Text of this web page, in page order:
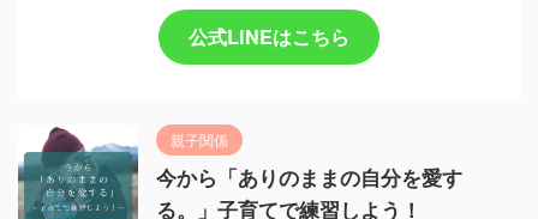
公式LINEはこちら
親子関係
今から「ありのままの自分を愛す
る。」子育てで練習しよう！